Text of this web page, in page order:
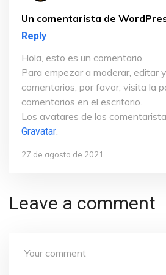
Un comentarista de
Reply
Hola, esto es un comentario.
Para empezar a moderar, editar
comentarios, por favor, visita la
comentarios en el escritorio.
Los avatares de los
Gravatar
27 de agosto de 2021
Leave a comment